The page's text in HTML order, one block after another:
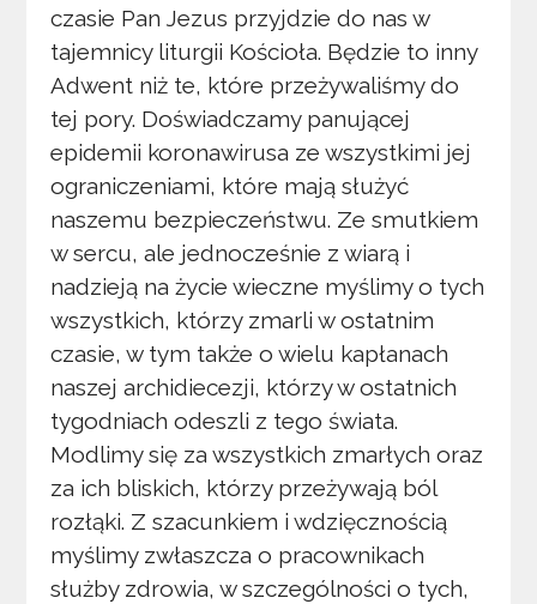
czasie Pan Jezus przyjdzie do nas w
tajemnicy liturgii Kościoła. Będzie to inny
Adwent niż te, które przeżywaliśmy do
tej pory. Doświadczamy panującej
epidemii koronawirusa ze wszystkimi jej
ograniczeniami, które mają służyć
naszemu bezpieczeństwu. Ze smutkiem
w sercu, ale jednocześnie z wiarą i
nadzieją na życie wieczne myślimy o tych
wszystkich, którzy zmarli w ostatnim
czasie, w tym także o wielu kapłanach
naszej archidiecezji, którzy w ostatnich
tygodniach odeszli z tego świata.
Modlimy się za wszystkich zmarłych oraz
za ich bliskich, którzy przeżywają ból
rozłąki. Z szacunkiem i wdzięcznością
myślimy zwłaszcza o pracownikach
służby zdrowia, w szczególności o tych,